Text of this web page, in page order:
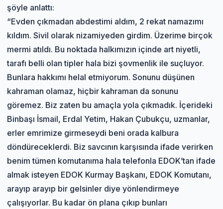
şöyle anlattı:
“Evden çıkmadan abdestimi aldım, 2 rekat namazımı
kıldım. Sivil olarak nizamiyeden girdim. Üzerime birçok
mermi atıldı. Bu noktada halkımızın içinde art niyetli,
tarafı belli olan tipler hala bizi şovmenlik ile suçluyor.
Bunlara hakkımı helal etmiyorum. Sonunu düşünen
kahraman olamaz, hiçbir kahraman da sonunu
göremez. Biz zaten bu amaçla yola çıkmadık. İçerideki
Binbaşı İsmail, Erdal Yetim, Hakan Çubukçu, uzmanlar,
erler emrimize girmeseydi beni orada kalbura
döndüreceklerdi. Biz savcının karşısında ifade verirken
benim tümen komutanıma hala telefonla EDOK’tan ifade
almak isteyen EDOK Kurmay Başkanı, EDOK Komutanı,
arayıp arayıp bir gelsinler diye yönlendirmeye
çalışıyorlar. Bu kadar ön plana çıkıp bunları